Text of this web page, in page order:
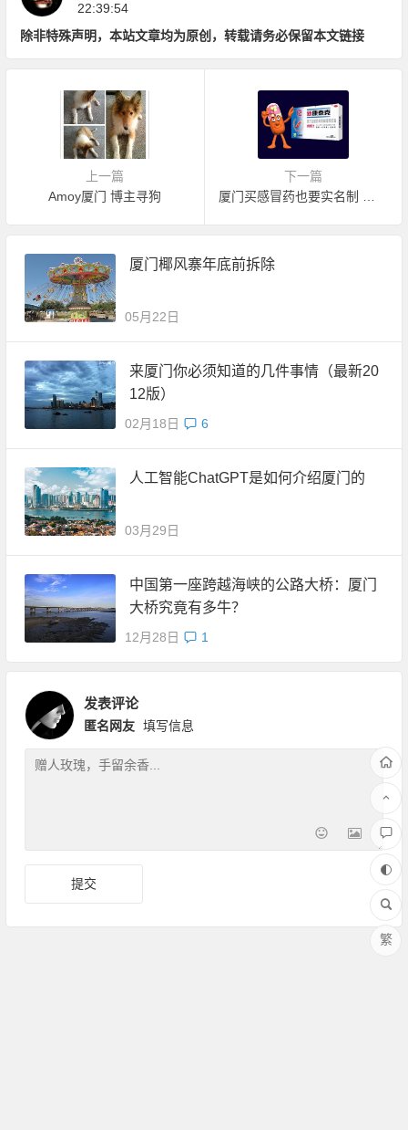
22:39:54
除非特殊声明，本站文章均为原创，转载请务必保留本文链接
上一篇
Amoy厦门 博主寻狗
下一篇
厦门买感冒药也要实名制 一人限购两盒
厦门椰风寨年底前拆除
05月22日
来厦门你必须知道的几件事情（最新20
12版）
02月18日 6
人工智能ChatGPT是如何介绍厦门的
03月29日
中国第一座跨越海峡的公路大桥：厦门
大桥究竟有多牛？
12月28日 1
发表评论
匿名网友 填写信息
繁